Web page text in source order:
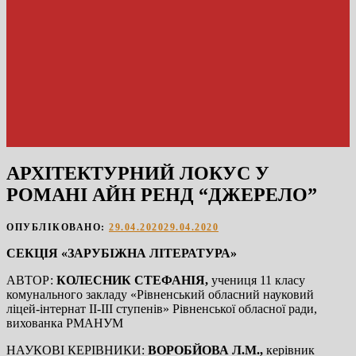
АРХІТЕКТУРНИЙ ЛОКУС У
РОМАНІ АЙН РЕНД “ДЖЕРЕЛО”
ОПУБЛІКОВАНО: 29.04.202029.04.2020
СЕКЦІЯ «ЗАРУБІЖНА ЛІТЕРАТУРА»
АВТОР: КОЛЕСНИК СТЕФАНІЯ, учениця 11 класу
комунального закладу «Рівненський обласний науковий
ліцей-інтернат ІІ-ІІІ ступенів» Рівненської обласної ради,
вихованка РМАНУМ
НАУКОВІ КЕРІВНИКИ: ВОРОБЙОВА Л.М., керівник